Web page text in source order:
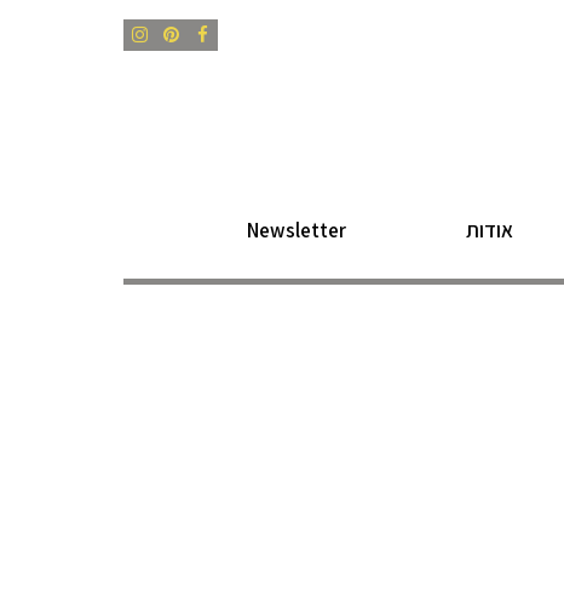
Facebook
Pinterest
Instagram
אודות Newsletter